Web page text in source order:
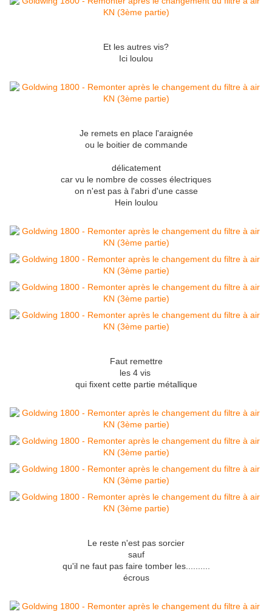
Et les autres vis?
Ici loulou
Je remets en place l'araignée
ou le boitier de commande
délicatement
car vu le nombre de cosses électriques
on n'est pas à l'abri d'une casse
Hein loulou
Faut remettre
les 4 vis
qui fixent cette partie métallique
Le reste n'est pas sorcier
sauf
qu'il ne faut pas faire tomber les..........
écrous